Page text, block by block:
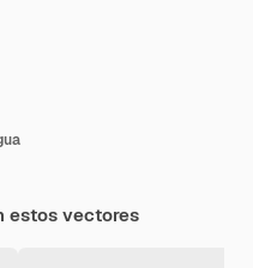
estos vectores